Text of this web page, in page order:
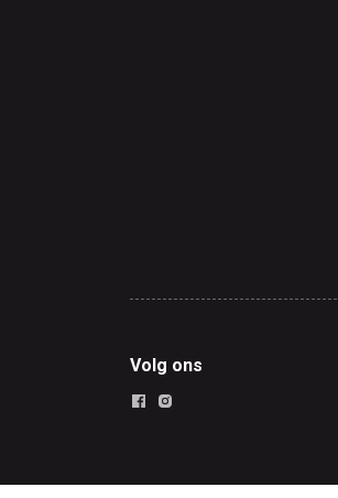
Volg ons